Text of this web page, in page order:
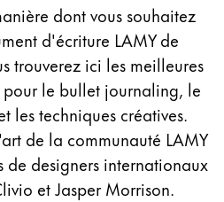
dont vous souhaitez
d'écriture LAMY de
trouverez ici les meilleures
le bullet journaling, le
les techniques créatives.
de la communauté LAMY
de designers internationaux
et Jasper Morrison.